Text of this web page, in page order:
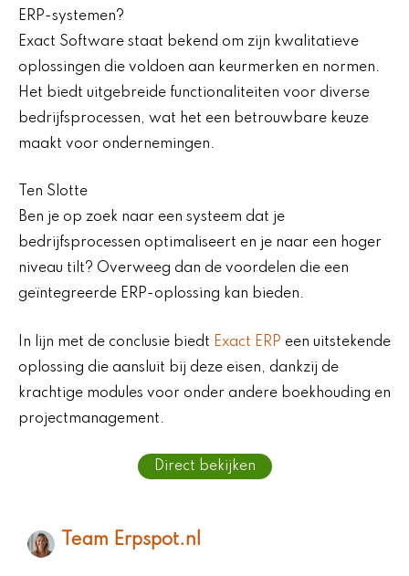
ERP-systemen?
Exact Software staat bekend om zijn kwalitatieve
oplossingen die voldoen aan keurmerken en normen.
Het biedt uitgebreide functionaliteiten voor diverse
bedrijfsprocessen, wat het een betrouwbare keuze
maakt voor ondernemingen.
Ten Slotte
Ben je op zoek naar een systeem dat je
bedrijfsprocessen optimaliseert en je naar een hoger
niveau tilt? Overweeg dan de voordelen die een
geïntegreerde ERP-oplossing kan bieden.
In lijn met de conclusie biedt Exact ERP een uitstekende
oplossing die aansluit bij deze eisen, dankzij de
krachtige modules voor onder andere boekhouding en
projectmanagement.
Direct bekijken
Team Erpspot.nl